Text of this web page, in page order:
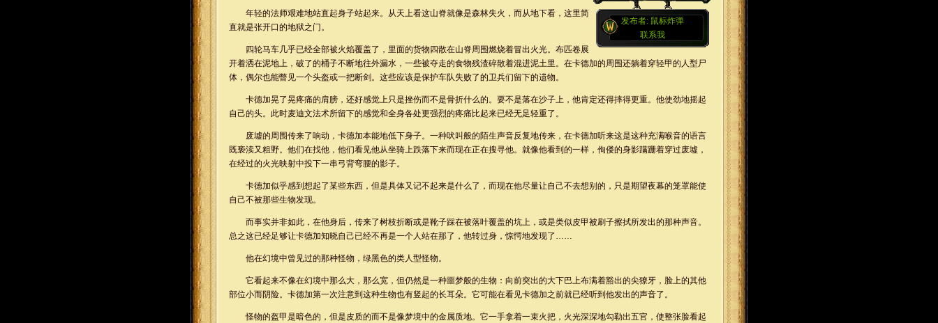
发布者: 鼠标炸弹
联系我
年轻的法师艰难地站直起身子站起来。从天上看这山脊就像是森林失火，而从地下看，这里简
直就是张开口的地狱之门。
四轮马车几乎已经全部被火焰覆盖了，里面的货物四散在山脊周围燃烧着冒出火光。布匹卷展
开着洒在泥地上，破了的桶子不断地往外漏水，一些被夺走的食物残渣碎散着混进泥土里。在卡德加的周围还躺着穿轻甲的人型尸
体，偶尔也能瞥见一个头盔或一把断剑。这些应该是保护车队失败了的卫兵们留下的遗物。
卡德加晃了晃疼痛的肩膀，还好感觉上只是挫伤而不是骨折什么的。要不是落在沙子上，他肯定还得摔得更重。他使劲地摇起
自己的头。此时麦迪文法术所留下的感觉和全身各处更强烈的疼痛比起来已经无足轻重了。
废墟的周围传来了响动，卡德加本能地低下身子。一种吠叫般的陌生声音反复地传来，在卡德加听来这是这种充满喉音的语言
既亵渎又粗野。他们在找他，他们看见他从坐骑上跌落下来而现在正在搜寻他。就像他看到的一样，佝偻的身影蹒跚着穿过废墟，
在经过的火光映射中投下一串弓背弯腰的影子。
卡德加似乎感到想起了某些东西，但是具体又记不起来是什么了，而现在他尽量让自己不去想别的，只是期望夜幕的笼罩能使
自己不被那些生物发现。
而事实并非如此，在他身后，传来了树枝折断或是靴子踩在被落叶覆盖的坑上，或是类似皮甲被刷子擦拭所发出的那种声音。
总之这已经足够让卡德加知晓自己已经不再是一个人站在那了，他转过身，惊愕地发现了……
他在幻境中曾见过的那种怪物，绿黑色的类人型怪物。
它看起来不像在幻境中那么大，那么宽，但仍然是一种噩梦般的生物：向前突出的大下巴上布满着豁出的尖獠牙，脸上的其他
部位小而阴险。卡德加第一次注意到这种生物也有竖起的长耳朵。它可能在看见卡德加之前就已经听到他发出的声音了。
怪物的盔甲是暗色的，但是皮质的而不是像梦境中的金属质地。它一手拿着一束火把，火光深深地勾勒出五官，使整张脸看起